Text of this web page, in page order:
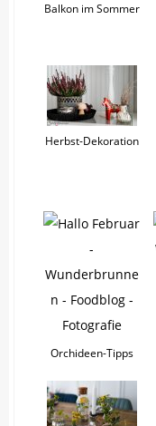
Balkon im Sommer
Herbst-Dekoration
Orchideen-Tipps